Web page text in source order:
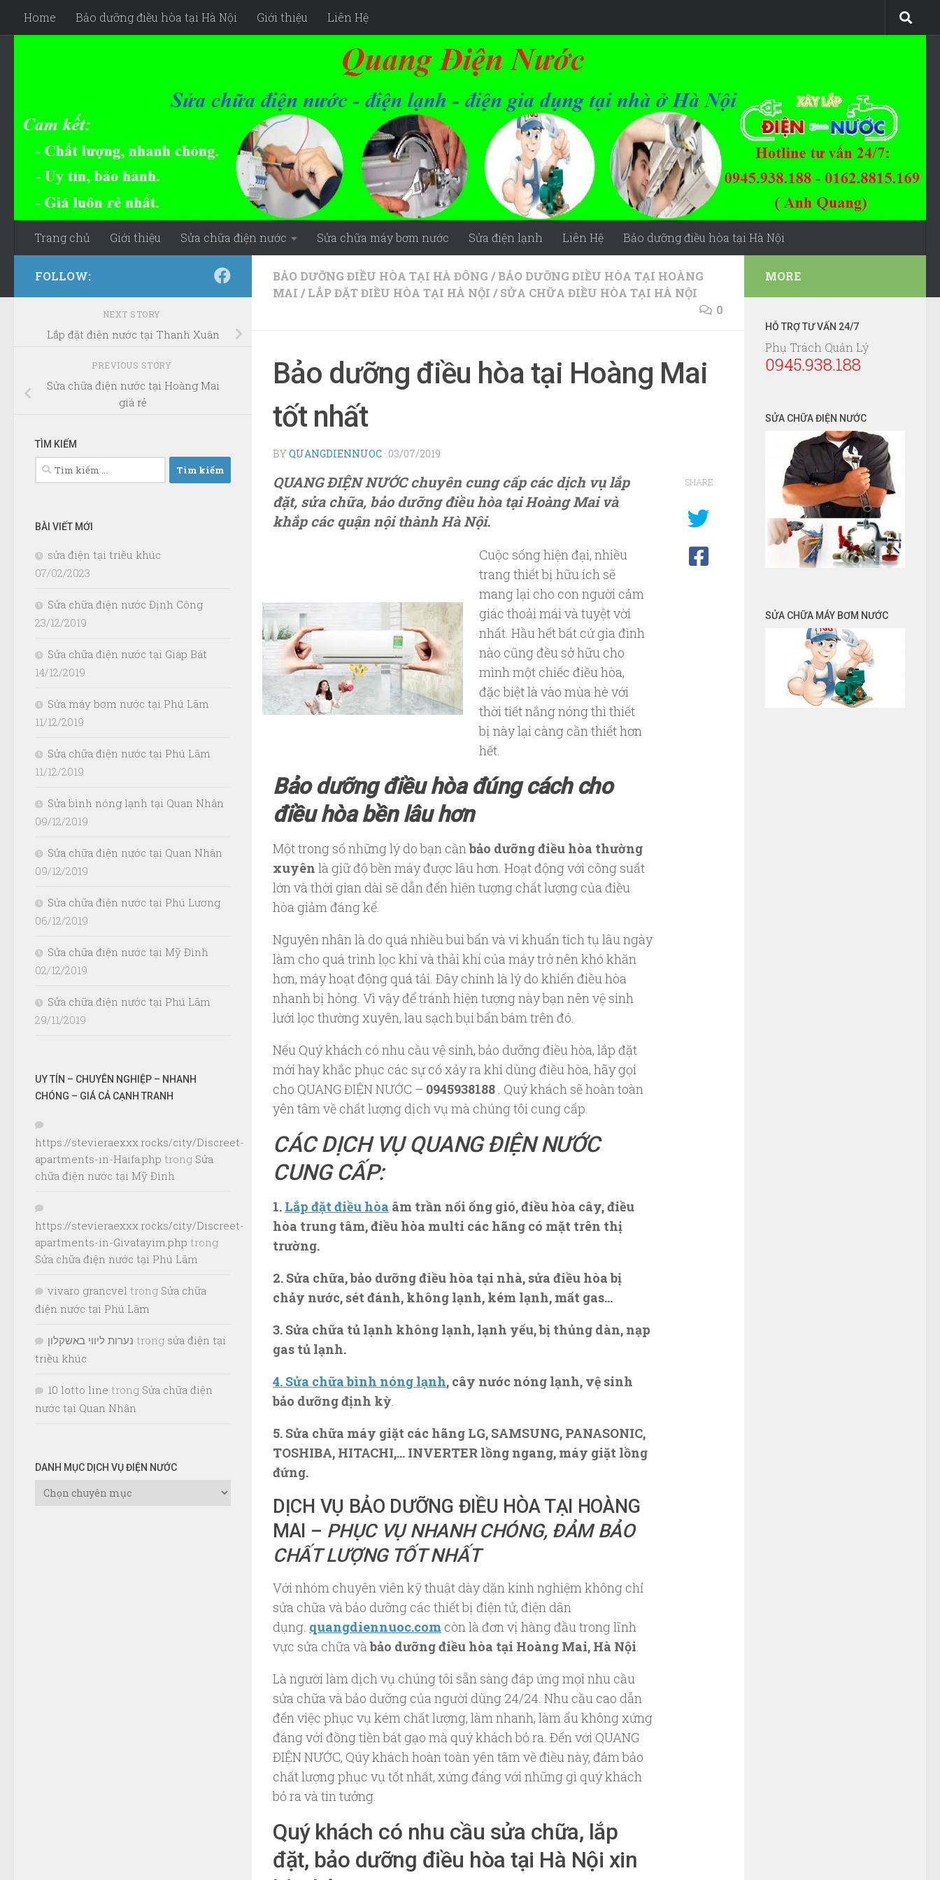
Skip to content
Home Bảo dưỡng điều hòa tại Hà Nội Giới thiệu Liên Hệ
Trang chủ Giới thiệu Sửa chữa điện nước Sửa chữa máy bơm nước Sửa điện lạnh Liên Hệ Bảo dưỡng điều hòa tại Hà Nội
BẢO DƯỠNG ĐIỀU HÒA TẠI HÀ ĐÔNG / BẢO DƯỠNG ĐIỀU HÒA TẠI HOÀNG
MAI / LẮP ĐẶT ĐIỀU HÒA TẠI HÀ NỘI / SỬA CHỮA ĐIỀU HÒA TẠI HÀ NỘI
0
Bảo dưỡng điều hòa tại Hoàng Mai
tốt nhất
BYQUANGDIENNUOC · 03/07/2019
QUANG ĐIỆN NƯỚC chuyên cung cấp các dịch vụ lắp
đặt, sửa chữa, bảo dưỡng điều hòa tại Hoàng Mai và
khắp các quận nội thành Hà Nội.
Cuộc sống hiện đại, nhiều
trang thiết bị hữu ích sẽ
mang lại cho con người cảm
giác thoải mái và tuyệt vời
nhất. Hầu hết bất cứ gia đình
nào cũng đều sở hữu cho
mình một chiếc điều hòa,
đặc biệt là vào mùa hè với
thời tiết nắng nóng thì thiết
bị này lại càng cần thiết hơn
hết.
Bảo dưỡng điều hòa đúng cách cho
điều hòa bền lâu hơn
Một trong số những lý do bạn cầnbảo dưỡng điều hòa thường
xuyên là giữ độ bền máy được lâu hơn. Hoạt động với công suất
lớn và thời gian dài sẽ dẫn đến hiện tượng chất lượng của điều
hòa giảm đáng kể.
Nguyên nhân là do quá nhiều bui bẩn và vi khuẩn tích tụ lâu ngày
làm cho quá trình lọc khí và thải khí của máy trở nên khó khăn
hơn, máy hoạt động quá tải. Đây chính là lý do khiến điều hòa
nhanh bị hỏng. Vì vậy để tránh hiện tượng này bạn nên vệ sinh
lưới lọc thường xuyên, lau sạch bụi bẩn bám trên đó.
Nếu Quý khách có nhu cầu vệ sinh, bảo dưỡng điều hòa, lắp đặt
mới hay khắc phục các sự cố xảy ra khi dùng điều hòa, hãy gọi
cho QUANG ĐIỆN NƯỚC – 0945938188 . Quý khách sẽ hoàn toàn
yên tâm về chất lượng dịch vụ mà chúng tôi cung cấp.
CÁC DỊCH VỤ QUANG ĐIỆN NƯỚC
CUNG CẤP:
1. Lắp đặt điều hòa âm trần nối ống gió, điều hòa cây, điều
hòa trung tâm, điều hòa multi các hãng có mặt trên thị
trường.
2. Sửa chữa, bảo dưỡng điều hòa tại nhà, sửa điều hòa bị
chảy nước, sét đánh, không lạnh, kém lạnh, mất gas…
3. Sửa chữa tủ lạnh không lạnh, lạnh yếu, bị thủng dàn, nạp
gas tủ lạnh.
4. Sửa chữa bình nóng lạnh, cây nước nóng lạnh, vệ sinh
bảo dưỡng định kỳ
5. Sửa chữa máy giặt các hãng LG, SAMSUNG, PANASONIC,
TOSHIBA, HITACHI,… INVERTER lồng ngang, máy giặt lồng
đứng.
DỊCH VỤ BẢO DƯỠNG ĐIỀU HÒA TẠI HOÀNG
MAI – PHỤC VỤ NHANH CHÓNG, ĐẢM BẢO
CHẤT LƯỢNG TỐT NHẤT
Với nhóm chuyên viên kỹ thuật dày dặn kinh nghiệm không chỉ
sửa chữa và bảo dưỡng các thiết bị điện tử, điện dân
dụng. quangdiennuoc.com còn là đơn vị hàng đầu trong lĩnh
vực sửa chữa vàbảo dưỡng điều hòa tại Hoàng Mai, Hà Nội
Là người làm dịch vụ chúng tôi sẵn sàng đáp ứng mọi nhu cầu
sửa chữa và bảo dưỡng của người dùng 24/24. Nhu cầu cao dẫn
đến việc phục vụ kém chất lượng, làm nhanh, làm ẩu không xứng
đáng với đồng tiền bát gạo mà quý khách bỏ ra. Đến với QUANG
ĐIỆN NƯỚC, Qúy khách hoàn toàn yên tâm về điều này, đảm bảo
chất lượng phục vụ tốt nhất, xứng đáng với những gì quý khách
bỏ ra và tin tưởng.
Quý khách có nhu cầu sửa chữa, lắp
đặt, bảo dưỡng điều hòa tại Hà Nội xin
SHARE
FOLLOW:
NEXT STORY
Lắp đặt điện nước tại Thanh Xuân
PREVIOUS STORY
Sửa chữa điện nước tại Hoàng Mai
giá rẻ
TÌM KIẾM
Tìm
kiếm
BÀI VIẾT MỚI
sửa điện tại triều khúc
07/02/2023
Sửa chữa điện nước Định Công
23/12/2019
Sửa chữa điện nước tại Giáp Bát
14/12/2019
Sửa máy bơm nước tại Phú Lãm
11/12/2019
Sửa chữa điện nước tại Phú Lãm
11/12/2019
Sửa bình nóng lạnh tại Quan Nhân
09/12/2019
Sửa chữa điện nước tại Quan Nhân
09/12/2019
Sửa chữa điện nước tại Phú Lương
06/12/2019
Sửa chữa điện nước tại Mỹ Đình
02/12/2019
Sửa chữa điện nước tại Phú Lãm
29/11/2019
UY TÍN – CHUYÊN NGHIỆP – NHANH
CHÓNG – GIÁ CẢ CẠNH TRANH
https://stevieraexxx.rocks/city/Discreet-
apartments-in-Haifa.php trong Sửa
chữa điện nước tại Mỹ Đình
https://stevieraexxx.rocks/city/Discreet-
apartments-in-Givatayim.php trong
Sửa chữa điện nước tại Phú Lãm
vivaro grancvel trong Sửa chữa
điện nước tại Phú Lãm
נערות ליווי באשקלון trong sửa điện tại
triều khúc
10 lotto line trong Sửa chữa điện
nước tại Quan Nhân
DANH MỤC DỊCH VỤ ĐIỆN NƯỚC
Danh
MORE
HỖ TRỢ TƯ VẤN 24/7
Phụ Trách Quản Lý
0945.938.188
SỬA CHỮA ĐIỆN NƯỚC
SỬA CHỮA MÁY BƠM NƯỚC